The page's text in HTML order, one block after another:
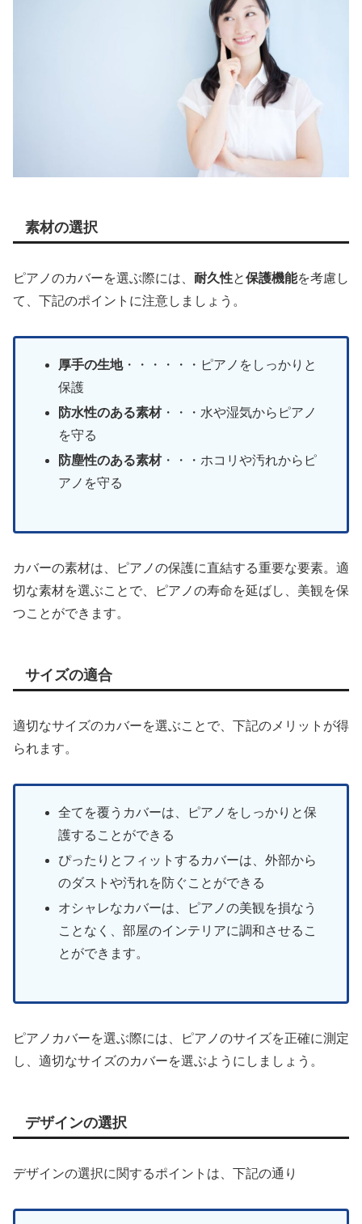
素材の選択
ピアノのカバーを選ぶ際には、 耐久性と保護機能を考慮し
て、下記のポイントに注意しましょう。
厚手の生地・・・・・・ピアノをしっかりと
保護
防水性のある素材・・・水や湿気からピアノ
を守る
防塵性のある素材・・・ホコリや汚れからピ
アノを守る
カバーの素材は、ピアノの保護に直結する重要な要素。適
切な素材を選ぶことで、ピアノの寿命を延ばし、美観を保
つことができます。
サイズの適合
適切なサイズのカバーを選ぶことで、下記のメリットが得
られます。
全てを覆うカバーは、ピアノをしっかりと保
護することができる
ぴったりとフィットするカバーは、外部から
のダストや汚れを防ぐことができる
オシャレなカバーは、ピアノの美観を損なう
ことなく、部屋のインテリアに調和させるこ
とができます。
ピアノカバーを選ぶ際には、ピアノのサイズを正確に測定
し、適切なサイズのカバーを選ぶようにしましょう。
デザインの選択
デザインの選択に関するポイントは、下記の通り